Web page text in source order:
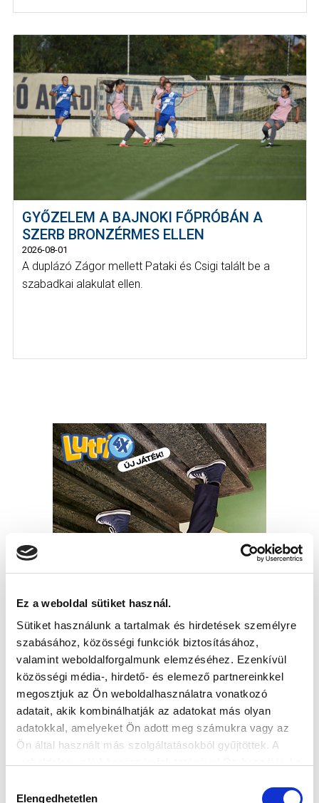
Ez a weboldal sütiket használ.
Sütiket használunk a tartalmak és hirdetések személyre
szabásához, közösségi funkciók biztosításához,
valamint weboldalforgalmunk elemzéséhez. Ezenkívül
közösségi média-, hirdető- és elemező partnereinkkel
megosztjuk az Ön weboldalhasználatra vonatkozó
adatait, akik kombinálhatják az adatokat más olyan
adatokkal, amelyeket Ön adott meg számukra vagy az
Ön által használt más szolgáltatásokból gyűjtöttek. A
Elengedhetetlen
GYŐZELEM A BAJNOKI FŐPRÓBÁN A
SZERB BRONZÉRMES ELLEN
2026-08-01
A duplázó Zágor mellett Pataki és Csigi talált be a
szabadkai alakulat ellen.